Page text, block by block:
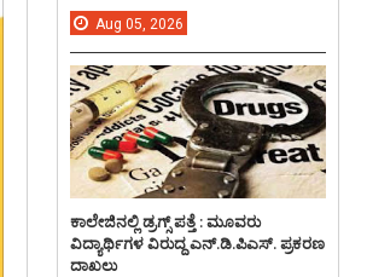
Aug 05, 2026
ಕಾಲೇಜಿನಲ್ಲಿ ಡ್ರಗ್ಸ್ ಪತ್ತೆ : ಮೂವರು
ವಿದ್ಯಾರ್ಥಿಗಳ ವಿರುದ್ದ ಎನ್.ಡಿ.ಪಿಎಸ್. ಪ್ರಕರಣ
ದಾಖಲು